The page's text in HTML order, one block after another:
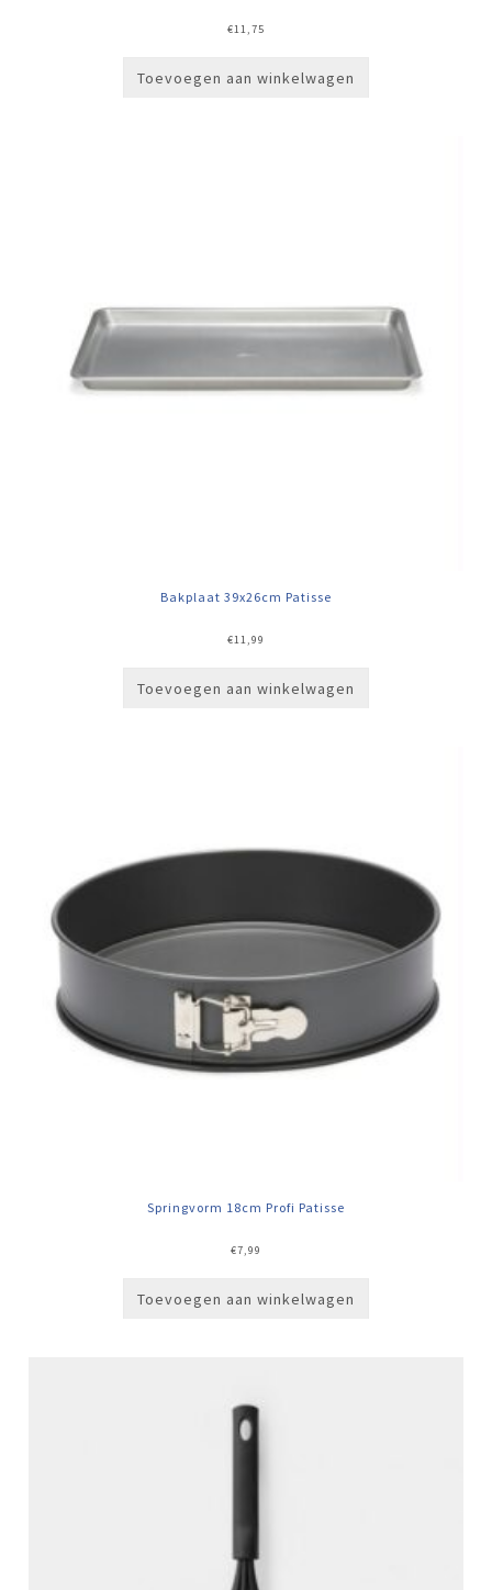
€11,75
Toevoegen aan winkelwagen
Bakplaat 39x26cm Patisse
€11,99
Toevoegen aan winkelwagen
Springvorm 18cm Profi Patisse
€7,99
Toevoegen aan winkelwagen